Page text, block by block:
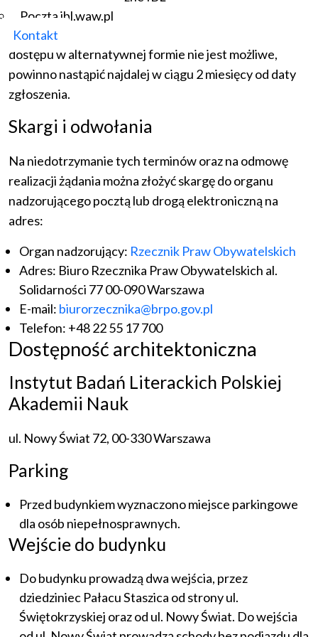
Poczta ibl.waw.pl
Kontakt
niezwłocznie, najpóźniej w ciągu 7 dni. Jeśli w tym
terminie zapewnienie dostępności albo zapewnienie
dostępu w alternatywnej formie nie jest możliwe,
powinno nastąpić najdalej w ciągu 2 miesięcy od daty
zgłoszenia.
Skargi i odwołania
Na niedotrzymanie tych terminów oraz na odmowę
realizacji żądania można złożyć skargę do organu
nadzorującego pocztą lub drogą elektroniczną na
adres:
Organ nadzorujący: Rzecznik Praw Obywatelskich
Adres: Biuro Rzecznika Praw Obywatelskich al.
Solidarności 77 00-090 Warszawa
E-mail: biurorzecznika@brpo.gov.pl
Telefon: +48 22 55 17 700
Dostępność architektoniczna
Instytut Badań Literackich Polskiej
Akademii Nauk
ul. Nowy Świat 72, 00-330 Warszawa
Parking
Przed budynkiem wyznaczono miejsce parkingowe
dla osób niepełnosprawnych.
Wejście do budynku
Do budynku prowadzą dwa wejścia, przez
dziedziniec Pałacu Staszica od strony ul.
Świętokrzyskiej oraz od ul. Nowy Świat. Do wejścia